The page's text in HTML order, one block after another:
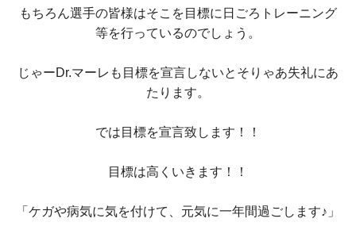
もちろん選手の皆様はそこを目標に日ごろトレーニング
等を行っているのでしょう。
じゃーDr.マーレも目標を宣言しないとそりゃあ失礼にあ
たります。
では目標を宣言致します！！
目標は高くいきます！！
「ケガや病気に気を付けて、元気に一年間過ごします♪」